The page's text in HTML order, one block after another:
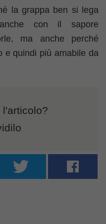
la grappa ben si lega
con il sapore
ma anche perché
e quindi più amabile da
l'articolo?